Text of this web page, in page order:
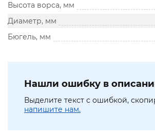
Высота ворса, мм
Диаметр, мм
Бюгель, мм
Нашли ошибку в
Выделите текст с ошибкой,
напишите нам.